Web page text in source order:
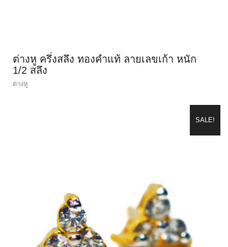
ต่างหู ครึ่งสลึง ทองคำแท้ ลายเลขเก้า หนัก
1/2 สลึง
ต่างหู
SALE!